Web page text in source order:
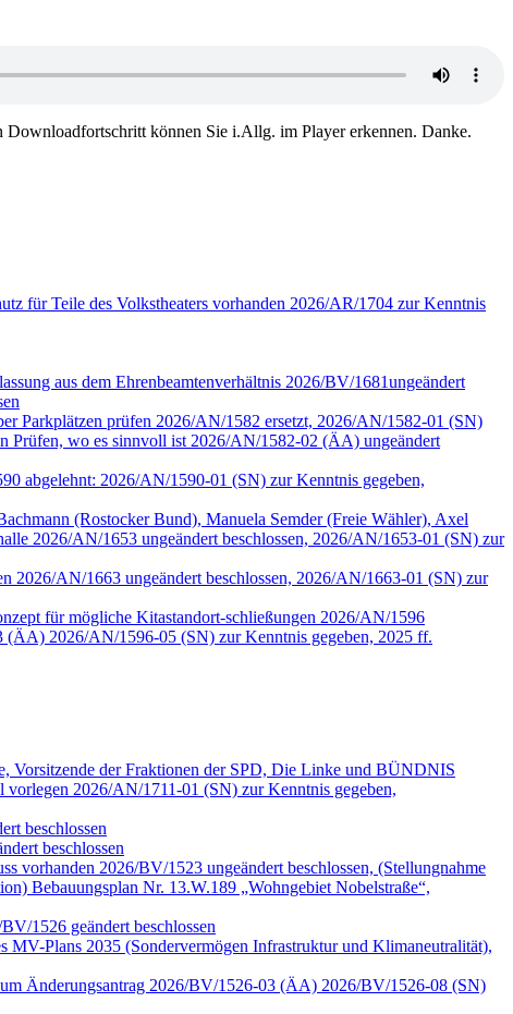
können Sie i.Allg. im Player erkennen. Danke.
für Teile des Volkstheaters vorhanden 2026/AR/1704 zur Kenntnis
aus dem Ehrenbeamtenverhältnis 2026/BV/1681ungeändert
Parkplätzen prüfen 2026/AN/1582 ersetzt, 2026/AN/1582-01 (SN)
Prüfen, wo es sinnvoll ist 2026/AN/1582-02 (ÄA) ungeändert
abgelehnt: 2026/AN/1590-01 (SN) zur Kenntnis gegeben,
(Rostocker Bund), Manuela Semder (Freie Wähler), Axel
2026/AN/1653 ungeändert beschlossen, 2026/AN/1653-01 (SN) zur
2026/AN/1663 ungeändert beschlossen, 2026/AN/1663-01 (SN) zur
für mögliche Kitastandort-schließungen 2026/AN/1596
2026/AN/1596-05 (SN) zur Kenntnis gegeben, 2025 ff.
Vorsitzende der Fraktionen der SPD, Die Linke und BÜNDNIS
2026/AN/1711-01 (SN) zur Kenntnis gegeben,
beschlossen
beschlossen
vorhanden 2026/BV/1523 ungeändert beschlossen, (Stellungnahme
Bebauungsplan Nr. 13.W.189 „Wohngebiet Nobelstraße“,
1526 geändert beschlossen
Plans 2035 (Sondervermögen Infrastruktur und Klimaneutralität),
Änderungsantrag 2026/BV/1526-03 (ÄA) 2026/BV/1526-08 (SN)